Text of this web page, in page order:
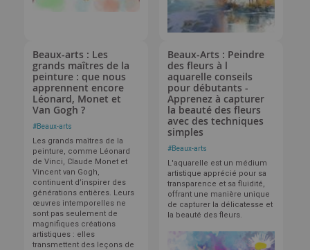
Beaux-arts : Les
grands maîtres de la
peinture : que nous
apprennent encore
Léonard, Monet et
Van Gogh ?
#Beaux-arts
Les grands maîtres de la
peinture, comme Léonard
de Vinci, Claude Monet et
Vincent van Gogh,
continuent d’inspirer des
générations entières. Leurs
œuvres intemporelles ne
sont pas seulement de
magnifiques créations
artistiques : elles
transmettent des leçons de
Beaux-Arts : Peindre
des fleurs à l
aquarelle conseils
pour débutants -
Apprenez à capturer
la beauté des fleurs
avec des techniques
simples
#Beaux-arts
L'aquarelle est un médium
artistique apprécié pour sa
transparence et sa fluidité,
offrant une manière unique
de capturer la délicatesse et
la beauté des fleurs.